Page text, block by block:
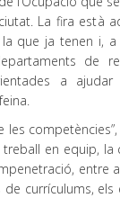
La fira està
la que ja tenen i,
de
a
en equip, la
entre
currículums,